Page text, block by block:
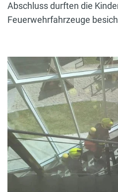
Abschluss durften die
Feuerwehrfahrzeuge